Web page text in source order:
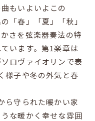
もいよいよこの
「春」「夏」「秋」
さを弦楽器奏法の特
います。第1楽章は
ロヴァイオリンで表
様子や冬の外気と春
ら守られた暖かい家
な暖かく幸せな雰囲